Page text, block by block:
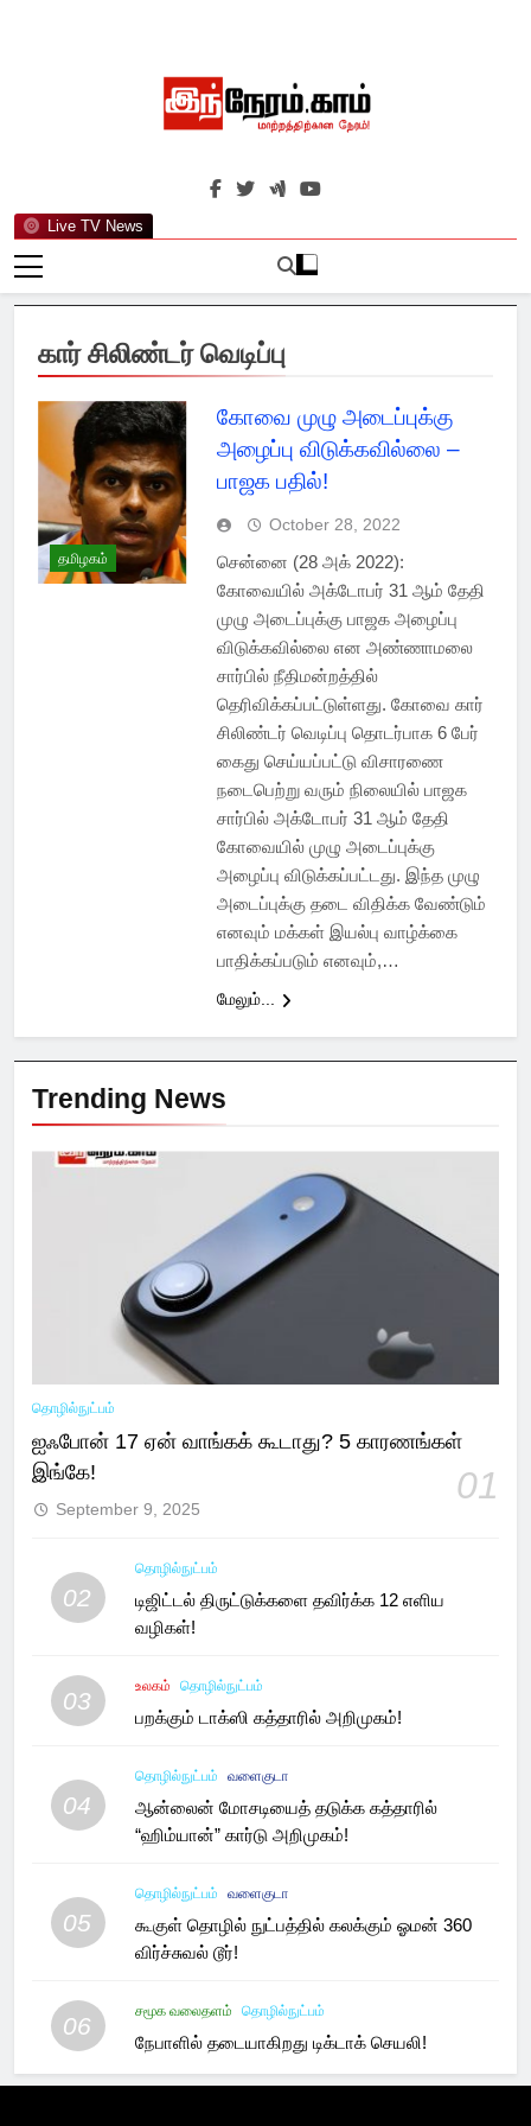
Live TV News
இந்நேரம்.காம்
செய்திகளுக்கு அப்பால்…
கார் சிலிண்டர் வெடிப்பு
தமிழகம்
கோவை முழு அடைப்புக்கு
அழைப்பு விடுக்கவில்லை –
பாஜக பதில்!
October 28, 2022
சென்னை (28 அக் 2022):
கோவையில் அக்டோபர் 31 ஆம் தேதி
முழு அடைப்புக்கு பாஜக அழைப்பு
விடுக்கவில்லை என அண்ணாமலை
சார்பில் நீதிமன்றத்தில்
தெரிவிக்கப்பட்டுள்ளது. கோவை கார்
சிலிண்டர் வெடிப்பு தொடர்பாக 6 பேர்
கைது செய்யப்பட்டு விசாரணை
நடைபெற்று வரும் நிலையில் பாஜக
சார்பில் அக்டோபர் 31 ஆம் தேதி
கோவையில் முழு அடைப்புக்கு
அழைப்பு விடுக்கப்பட்டது. இந்த முழு
அடைப்புக்கு தடை விதிக்க வேண்டும்
எனவும் மக்கள் இயல்பு வாழ்க்கை
பாதிக்கப்படும் எனவும்,…
மேலும்...
Trending News
தொழில்நுட்பம்
ஐஃபோன் 17 ஏன் வாங்கக் கூடாது? 5 காரணங்கள்
இங்கே!
01
September 9, 2025
02
தொழில்நுட்பம்
டிஜிட்டல் திருட்டுக்களை தவிர்க்க 12 எளிய
வழிகள்!
03
உலகம் தொழில்நுட்பம்
பறக்கும் டாக்ஸி கத்தாரில் அறிமுகம்!
04
தொழில்நுட்பம் வளைகுடா
ஆன்லைன் மோசடியைத் தடுக்க கத்தாரில்
“ஹிம்யான்” கார்டு அறிமுகம்!
05
தொழில்நுட்பம் வளைகுடா
கூகுள் தொழில் நுட்பத்தில் கலக்கும் ஓமன் 360
விர்ச்சுவல் டூர்!
06
சமூக வலைதளம் தொழில்நுட்பம்
நேபாளில் தடையாகிறது டிக்டாக் செயலி!